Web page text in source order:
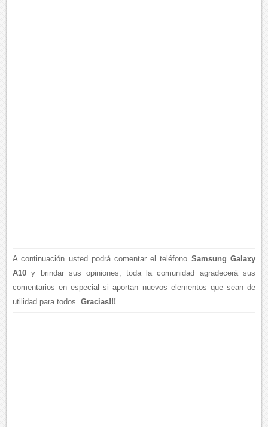
A continuación usted podrá comentar el teléfono Samsung Galaxy
A10 y brindar sus opiniones, toda la comunidad agradecerá sus
comentarios en especial si aportan nuevos elementos que sean de
utilidad para todos.Gracias!!!